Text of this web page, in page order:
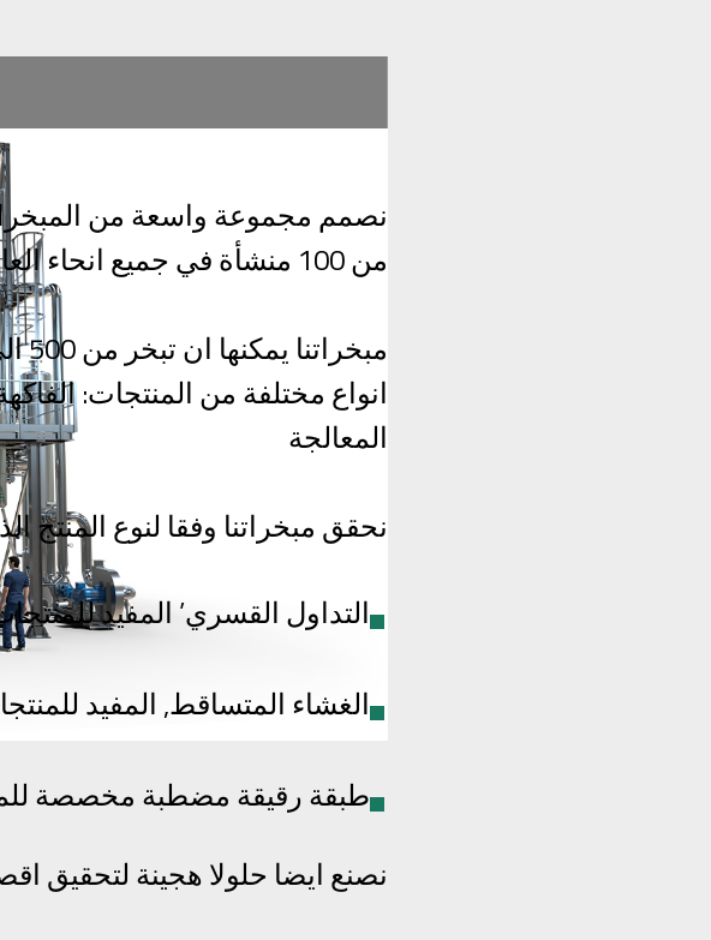
نصمم مجموعة واسعة من
من 100 منشأة في جميع انحاء العالم
انواع مختلفة من المنتجات:
المعالجة
نحقق مبخراتنا وفقا لنوع المنتج
التداول القسري’ المفيد
الغشاء المتساقط, المفيد
طبقة رقيقة مضطبة مخصصة
نصنع ايضا حلولا هجينة لتحقيق